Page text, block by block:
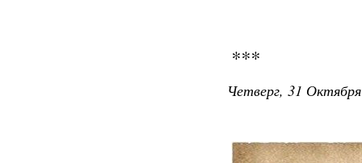
***
Четверг, 31